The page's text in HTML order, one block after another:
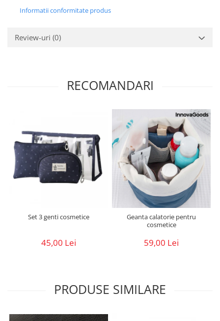
Informatii conformitate produs
Review-uri (0)
RECOMANDARI
Set 3 genti cosmetice
45,00 Lei
Geanta calatorie pentru
cosmetice
59,00 Lei
PRODUSE SIMILARE